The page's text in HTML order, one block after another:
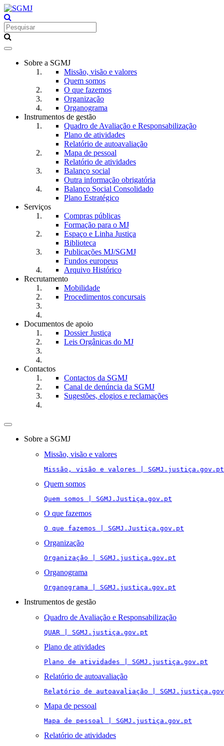
Toggle
navigationSobre a SGMJ
Missão, visão e valores
Quem somos
O que fazemos
Organização
Organograma
Instrumentos de gestão
Quadro de Avaliação e Responsabilização
Plano de atividades
Relatório de autoavaliação
Mapa de pessoal
Relatório de atividades
Balanço social
Outra informação obrigatória
Balanço Social Consolidado
Plano Estratégico
Serviços
Compras públicas
Formação para o MJ
Espaço e Linha Justiça
Biblioteca
Publicações MJ/SGMJ
Fundos europeus
Arquivo Histórico
Recrutamento
Mobilidade
Procedimentos concursais
Documentos de apoio
Dossier Justiça
Leis Orgânicas do MJ
Contactos
Contactos da SGMJ
Canal de denúncia da SGMJ
Sugestões, elogios e reclamações
Toggle
navigationSobre a SGMJ
Missão, visão e valores
Missão, visão e valores | SGMJ.justiça.gov.pt
Quem somos
Quem somos | SGMJ.Justiça.gov.pt
O que fazemos
O que fazemos | SGMJ.Justiça.gov.pt
Organização
Organização | SGMJ.justiça.gov.pt
Organograma
Organograma | SGMJ.justiça.gov.pt
Instrumentos de gestão
Quadro de Avaliação e Responsabilização
QUAR | SGMJ.justiça.gov.pt
Plano de atividades
Plano de atividades | SGMJ.justiça.gov.pt
Relatório de autoavaliação
Relatório de autoavaliação |
Mapa de pessoal
Mapa de pessoal | SGMJ.justiça.gov.pt
Relatório de atividades